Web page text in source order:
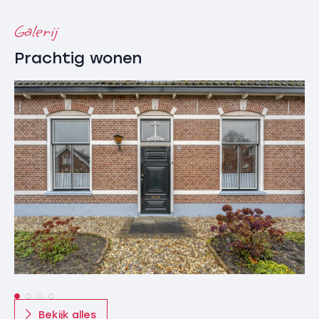
huishoudelijke werkzaamheden of als extra voorziening
bij bijvoorbeeld een hobbyruimte.
bergzolder, ideaal voor het opbergen van
seizoensspullen. Dankzij de ruime opzet is de garage
uitermate geschikt voor het stallen van een auto,
fietsen en andere materialen. Bovendien leent de
ruimte zich perfect voor het realiseren van een
werkplaats, atelier of hobbyruimte aan huis.
Indeling:
Kelder: provisiekelder
Begane grond: hal/entree, woonkamer v.v. pelletkachel
en tuindeuren, slaapkamer (1), badkamer v.v.
woonkeuken met vaste kasten en toegang tot kelder.
Galerij
Prachtig wonen
Bekijk alles